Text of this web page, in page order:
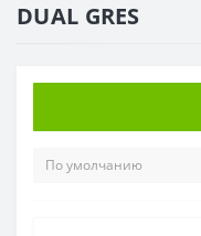
DUAL GRES